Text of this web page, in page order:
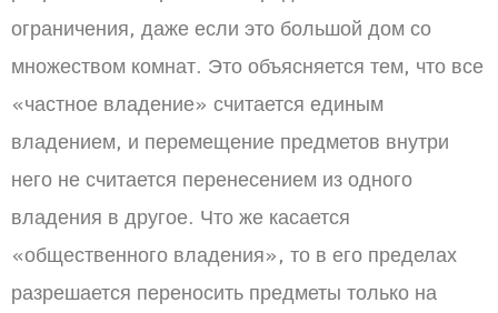
ограничения, даже если это большой дом со
множеством комнат. Это объясняется тем, что все
«частное владение» считается единым
владением, и перемещение предметов внутри
него не считается перенесением из одного
владения в другое. Что же касается
«общественного владения», то в его пределах
разрешается переносить предметы только на